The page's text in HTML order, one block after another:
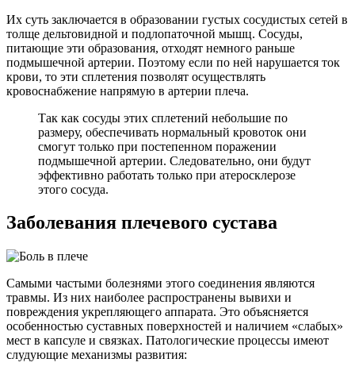
Их суть заключается в образовании густых сосудистых сетей в
толще дельтовидной и подлопаточной мышц. Сосуды,
питающие эти образования, отходят немного раньше
подмышечной артерии. Поэтому если по ней нарушается ток
крови, то эти сплетения позволят осуществлять
кровоснабжение напрямую в артерии плеча.
Так как сосуды этих сплетений небольшие по
размеру, обеспечивать нормальный кровоток они
смогут только при постепенном поражении
подмышечной артерии. Следовательно, они будут
эффективно работать только при атеросклерозе
этого сосуда.
Заболевания плечевого сустава
Самыми частыми болезнями этого соединения являются
травмы. Из них наиболее распространены вывихи и
повреждения укрепляющего аппарата. Это объясняется
особенностью суставных поверхностей и наличием «слабых»
мест в капсуле и связках. Патологические процессы имеют
слудующие механизмы развития: